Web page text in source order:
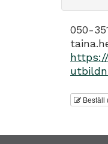
050-
Beställ